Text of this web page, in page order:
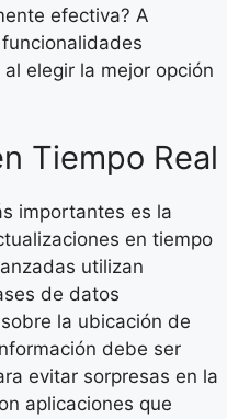
efectiva? A
elegir la mejor opción
Tiempo Real
importantes es la
en tiempo
utilizan
de datos
la ubicación de
debe ser
evitar sorpresas en la
aplicaciones que